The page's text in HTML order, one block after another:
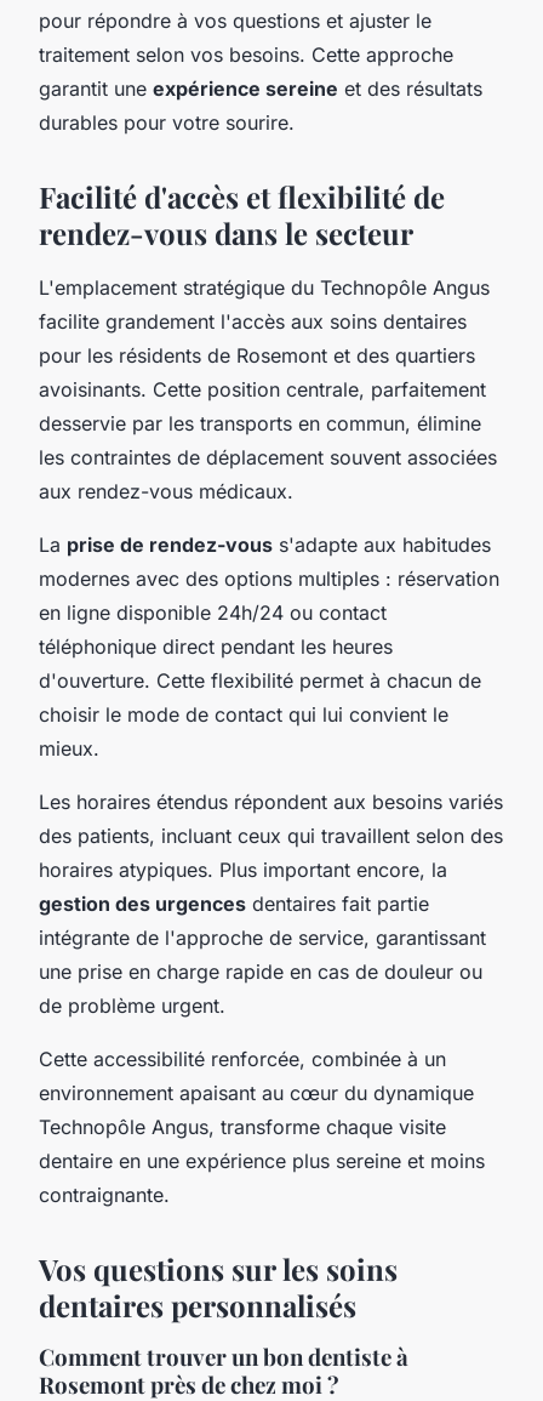
pour répondre à vos questions et ajuster le
traitement selon vos besoins. Cette approche
garantit une expérience sereine et des résultats
durables pour votre sourire.
Facilité d'accès et flexibilité de
rendez-vous dans le secteur
L'emplacement stratégique du Technopôle Angus
facilite grandement l'accès aux soins dentaires
pour les résidents de Rosemont et des quartiers
avoisinants. Cette position centrale, parfaitement
desservie par les transports en commun, élimine
les contraintes de déplacement souvent associées
aux rendez-vous médicaux.
La prise de rendez-vous s'adapte aux habitudes
modernes avec des options multiples : réservation
en ligne disponible 24h/24 ou contact
téléphonique direct pendant les heures
d'ouverture. Cette flexibilité permet à chacun de
choisir le mode de contact qui lui convient le
mieux.
Les horaires étendus répondent aux besoins variés
des patients, incluant ceux qui travaillent selon des
horaires atypiques. Plus important encore, la
gestion des urgences dentaires fait partie
intégrante de l'approche de service, garantissant
une prise en charge rapide en cas de douleur ou
de problème urgent.
Cette accessibilité renforcée, combinée à un
environnement apaisant au cœur du dynamique
Technopôle Angus, transforme chaque visite
dentaire en une expérience plus sereine et moins
contraignante.
Vos questions sur les soins
dentaires personnalisés
Comment trouver un bon dentiste à
Rosemont près de chez moi ?